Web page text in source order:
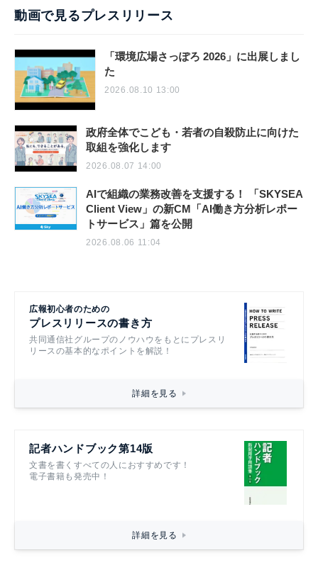
動画で見るプレスリリース
「環境広場さっぽろ 2026」に出展しまし
た
2026.08.10 13:00
政府全体でこども・若者の自殺防止に向けた
取組を強化します
2026.08.07 14:00
AIで組織の業務改善を支援する！ 「SKYSEA
Client View」の新CM「AI働き方分析レポー
トサービス」篇を公開
2026.08.06 11:04
広報初心者のための
プレスリリースの書き方
共同通信社グループのノウハウをもとにプレスリ
リースの基本的なポイントを解説！
詳細を見る
記者ハンドブック第14版
文書を書くすべての人におすすめです！
電子書籍も発売中！
詳細を見る